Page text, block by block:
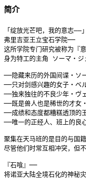
简介
「绽放光芒吧，我的意志——」
弗里吉亚王立宝石学院──
这所学院专门研究被称为『
身为特工的主角 ソーマ・
──隐藏来历的外国间谍・ソー
──只对剑感兴趣的女子・ベル
──独来独往的不良少年・ヴェ
──既是兽人也是稀世的才女・
──成绩和态度都糟糕透顶的
──唯一的正经人、班上的良
聚集在天马班的是目的与国
尽管他们时常互相冲突，但
『石喰』──
将诺亚大陆全境石化的神秘灾